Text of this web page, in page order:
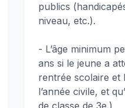
publics
niveau, etc.).
- L’âge minimum
ans si le jeune a
rentrée scolaire et
l’année civile, et
de classe de 3e.)